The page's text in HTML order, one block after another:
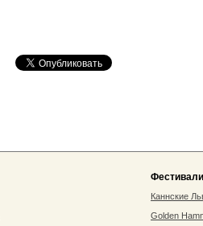
Каннские
Golden